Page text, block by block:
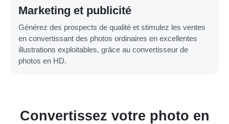
Marketing et publicité
Générez des prospects de qualité et stimulez les ventes
en convertissant des photos ordinaires en excellentes
illustrations exploitables, grâce au convertisseur de
photos en HD.
Convertissez votre photo en